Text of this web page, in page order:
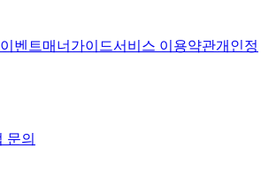
이벤트매너가이드서비스 이용약관개인정
문의